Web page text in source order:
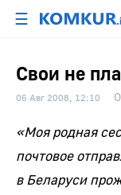
☰
Свои не
06 Авг 2008, 12:10
«Моя родная
почтовое
в Беларуси